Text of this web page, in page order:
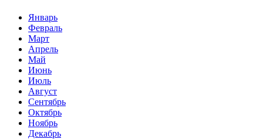
Январь
Февраль
Март
Апрель
Май
Июнь
Июль
Август
Сентябрь
Октябрь
Ноябрь
Декабрь